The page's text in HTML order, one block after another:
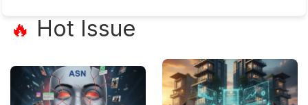
🔥 Hot Issue